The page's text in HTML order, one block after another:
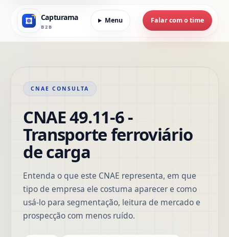
Capturama
B2B
Menu Falar com o time
CNAE CONSULTA
CNAE 49.11-6 -
Transporte ferroviário
de carga
Entenda o que este CNAE representa, em que
tipo de empresa ele costuma aparecer e como
usá-lo para segmentação, leitura de mercado e
prospecção com menos ruído.